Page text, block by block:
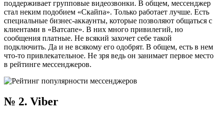
поддерживает групповые видеозвонки. В общем, мессенджер
стал неким подобием «Скайпа». Только работает лучше. Есть
специальные бизнес-аккаунты, которые позволяют общаться с
клиентами в «Ватсапе». В них много привилегий, но
сообщения платные. Не всякий захочет себе такой
подключить. Да и не всякому его одобрят. В общем, есть в нем
что-то привлекательное. Не зря ведь он занимает первое место
в рейтинге мессенджеров.
№ 2. Viber